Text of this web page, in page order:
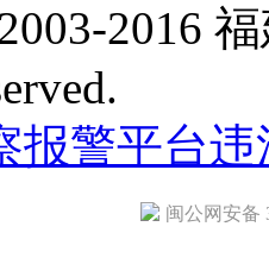
2016
报警平台违
闽公网安备